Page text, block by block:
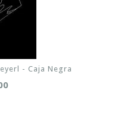
- Caja Negra